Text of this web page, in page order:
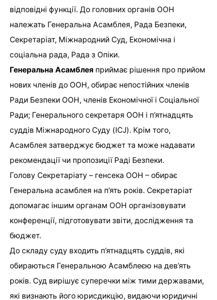
відповідні функції. До головних органів ООН
належать Генеральна Асамблея, Рада Безпеки,
Секретаріат, Міжнародний Суд, Економічна і
соціальна рада, Рада з Опіки.
Генеральна Асамблея приймає рішення про прийом
нових членів до ООН, обирає непостійних членів
Ради Безпеки ООН, членів Економічної і Соціальної
Ради; Генерального секретаря ООН і п’ятнадцять
суддів Міжнародного Суду (ICJ). Крім того,
Асамблея затверджує бюджет та може надавати
рекомендації чи пропозиції Раді Безпеки.
Голову Секретаріату – генсека ООН – обирає
Генеральна асамблея на п’ять років. Секретаріат
допомагає іншим органам ООН організовувати
конференції, підготовувати звіти, дослідження та
бюджет.
До складу суду входить п’ятнадцять суддів, які
обираються Генеральною Асамблеєю на дев’ять
років. Суд вирішує суперечки між тими державами,
які визнають його юрисдикцію, видаючи юридичні